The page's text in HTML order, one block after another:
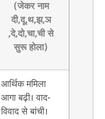
(जेकर नाम
दी,दू,थ,झ,ञ
,दे,दो,चा,ची से
सुरू होला)
आर्थिक ममिला
आगा बढ़ी। वाद-
विवाद से बांची।